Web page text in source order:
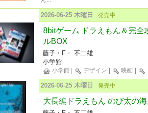
2026-06-25 木曜日 発売中
8bitゲーム ドラえもん＆完全
ルBOX
藤子・F・ 不二雄
小学館
小学館 デザイン 映画
2026-06-25 木曜日 発売中
大長編ドラえもん のび太の